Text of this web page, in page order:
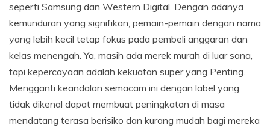
seperti Samsung dan Western Digital. Dengan adanya
kemunduran yang signifikan, pemain-pemain dengan nama
yang lebih kecil tetap fokus pada pembeli anggaran dan
kelas menengah. Ya, masih ada merek murah di luar sana,
tapi kepercayaan adalah kekuatan super yang Penting.
Mengganti keandalan semacam ini dengan label yang
tidak dikenal dapat membuat peningkatan di masa
mendatang terasa berisiko dan kurang mudah bagi mereka